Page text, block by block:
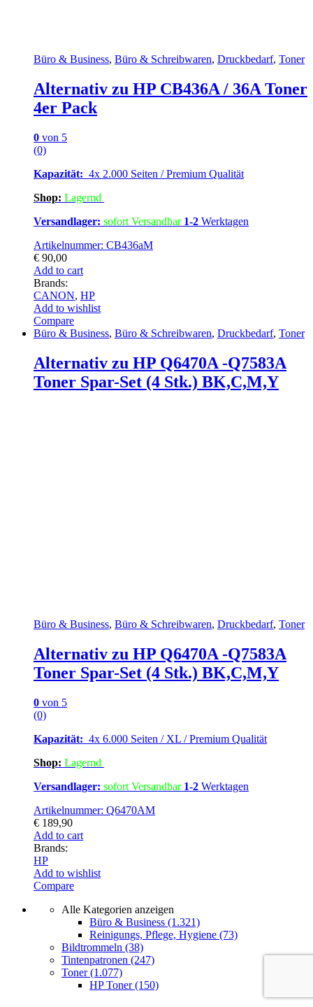
Büro & Business, Büro & Schreibwaren, Druckbedarf, Toner
Alternativ zu HP CB436A / 36A Toner
4er Pack
0 von 5
(0)
Kapazität: 4x 2.000 Seiten / Premium Qualität
Shop: Lagernd
Versandlager: sofort Versandbar 1-2 Werktagen
Artikelnummer: CB436aM
€ 90,00
Add to cart
Brands:
CANON, HP
Add to wishlist
Compare
Büro & Business, Büro & Schreibwaren, Druckbedarf, Toner
Alternativ zu HP Q6470A -Q7583A
Toner Spar-Set (4 Stk.) BK,C,M,Y
Büro & Business, Büro & Schreibwaren, Druckbedarf, Toner
Alternativ zu HP Q6470A -Q7583A
Toner Spar-Set (4 Stk.) BK,C,M,Y
0 von 5
(0)
Kapazität: 4x 6.000 Seiten / XL / Premium Qualität
Shop: Lagernd
Versandlager: sofort Versandbar 1-2 Werktagen
Artikelnummer: Q6470AM
€ 189,90
Add to cart
Brands:
HP
Add to wishlist
Compare
Alle Kategorien anzeigen
Büro & Business (1.321)
Reinigungs, Pflege, Hygiene (73)
Bildtrommeln (38)
Tintenpatronen (247)
Toner(1.077)
HP Toner(150)